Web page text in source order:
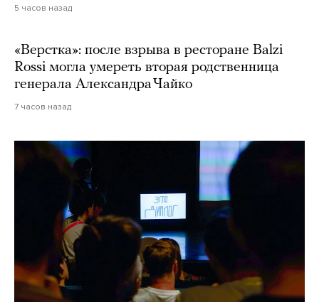
5 часов назад
«Верстка»: после взрыва в ресторане Balzi
Rossi могла умереть вторая родственница
генерала Александра Чайко
7 часов назад